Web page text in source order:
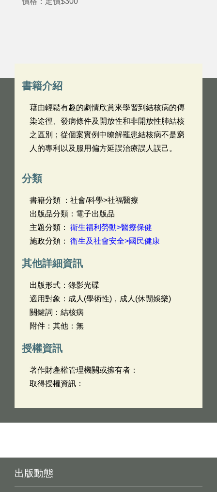
書籍介紹
藉由輕鬆有趣的劇情欣賞來學習到結核病的傳
染途徑、發病條件及開放性和非開放性肺結核
之區別；從個案實例中瞭解罹患結核病不是窮
人的專利以及服用偏方延誤治療誤人誤己。
分類
書籍分類 ：社會/科學>社福醫療
出版品分類：電子出版品
主題分類： 衛生福利勞動>醫療保健
施政分類： 衛生及社會安全>國民健康
其他詳細資訊
出版形式：錄影光碟
適用對象：成人(學術性)，成人(休閒娛樂)
關鍵詞：結核病
附件：其他：無
授權資訊
著作財產權管理機關或擁有者：
取得授權資訊：
出版動態